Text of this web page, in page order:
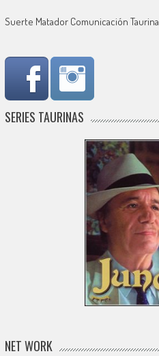
Suerte Matador Comunicación Taurina
SERIES TAURINAS
NET WORK